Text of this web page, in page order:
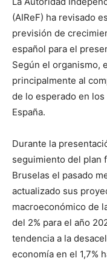
(AIReF) ha revisado
previsión de
español para el
Según el organismo,
principalmente al
de lo esperado en
España.
Durante la
seguimiento del plan
Bruselas el pasado
actualizado sus
macroeconómico de
del 2% para el año
tendencia a la
economía en el 1,7%